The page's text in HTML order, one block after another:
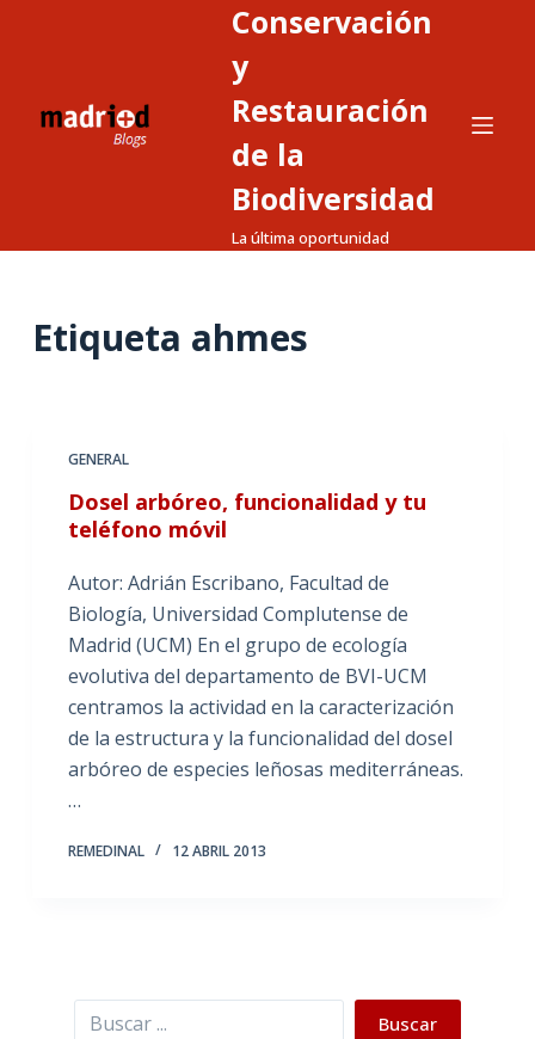
l
Conservación
y
Restauración
de la
Biodiversidad
La última oportunidad
Etiqueta ahmes
GENERAL
Dosel arbóreo, funcionalidad y tu
teléfono móvil
Autor: Adrián Escribano, Facultad de
Biología, Universidad Complutense de
Madrid (UCM) En el grupo de ecología
evolutiva del departamento de BVI-UCM
centramos la actividad en la caracterización
de la estructura y la funcionalidad del dosel
arbóreo de especies leñosas mediterráneas.
…
REMEDINAL 12 ABRIL 2013
Buscar Buscar